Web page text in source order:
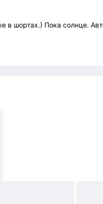
в шортах.) Пока солнце.